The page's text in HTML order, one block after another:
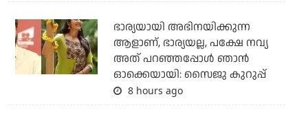
ഭാര്യയായി അഭിനയിക്കുന്ന
ആളാണ്, ഭാര്യയല്ല, പക്ഷേ നവ്യ
അത് പറഞ്ഞപ്പോള്‍ ഞാന്‍
ഓക്കെയായി: സൈജു കുറുപ്പ്
8 hours ago